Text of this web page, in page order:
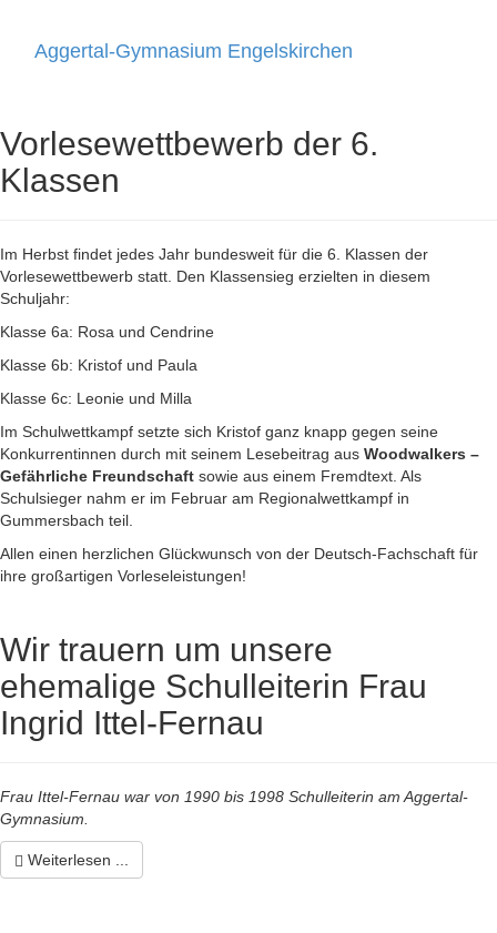
Aggertal-Gymnasium Engelskirchen
Vorlesewettbewerb der 6.
Klassen
Im Herbst findet jedes Jahr bundesweit für die 6. Klassen der
Vorlesewettbewerb statt. Den Klassensieg erzielten in diesem
Schuljahr:
Klasse 6a: Rosa und Cendrine
Klasse 6b: Kristof und Paula
Klasse 6c: Leonie und Milla
Im Schulwettkampf setzte sich Kristof ganz knapp gegen seine
Konkurrentinnen durch mit seinem Lesebeitrag aus Woodwalkers –
Gefährliche Freundschaft sowie aus einem Fremdtext. Als
Schulsieger nahm er im Februar am Regionalwettkampf in
Gummersbach teil.
Allen einen herzlichen Glückwunsch von der Deutsch-Fachschaft für
ihre großartigen Vorleseleistungen!
Wir trauern um unsere
ehemalige Schulleiterin Frau
Ingrid Ittel-Fernau
Frau Ittel-Fernau war von 1990 bis 1998 Schulleiterin am Aggertal-
Gymnasium.
Weiterlesen ...